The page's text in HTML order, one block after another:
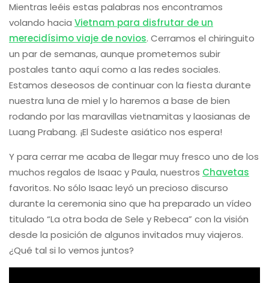
Mientras leéis estas palabras nos encontramos
volando hacia Vietnam para disfrutar de un
merecidísimo viaje de novios. Cerramos el chiringuito
un par de semanas, aunque prometemos subir
postales tanto aquí como a las redes sociales.
Estamos deseosos de continuar con la fiesta durante
nuestra luna de miel y lo haremos a base de bien
rodando por las maravillas vietnamitas y laosianas de
Luang Prabang. ¡El Sudeste asiático nos espera!
Y para cerrar me acaba de llegar muy fresco uno de los
muchos regalos de Isaac y Paula, nuestros Chavetas
favoritos. No sólo Isaac leyó un precioso discurso
durante la ceremonia sino que ha preparado un vídeo
titulado “La otra boda de Sele y Rebeca” con la visión
desde la posición de algunos invitados muy viajeros.
¿Qué tal si lo vemos juntos?